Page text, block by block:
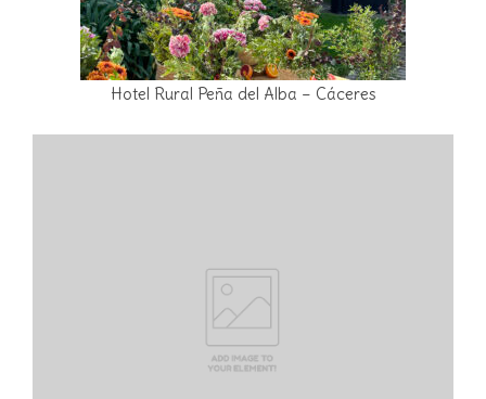
Hotel Rural Peña del Alba – Cáceres